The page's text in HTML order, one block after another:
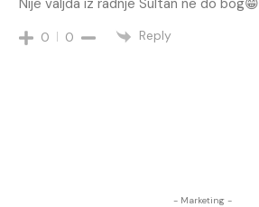
Nije valjda iz radnje Sultan ne do bog😁
0 0 Reply
- Marketing -